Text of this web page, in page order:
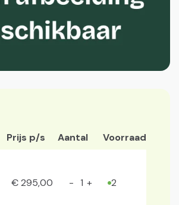
Prijs p/s Aantal
Voorraad
€295,00 2